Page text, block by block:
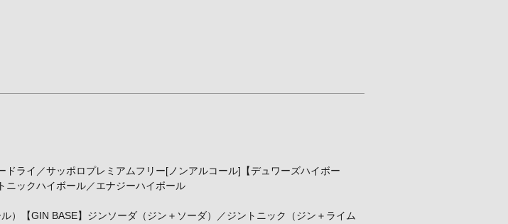
ライ／サッポロプレミアムフリー[ノンアルコール]【デュワーズハイボー
ニックハイボール／エナジーハイボール
）【GIN BASE】ジンソーダ（ジン＋ソーダ）／ジントニック（ジン＋ライム